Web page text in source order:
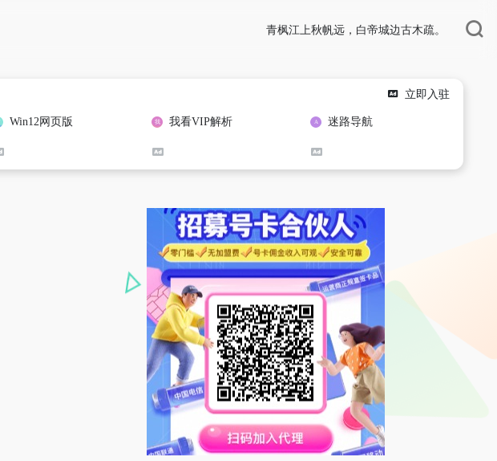
青枫江上秋帆远，白帝城边古木疏。
立即入驻
Win12网页版 我看VIP解析 迷路导航